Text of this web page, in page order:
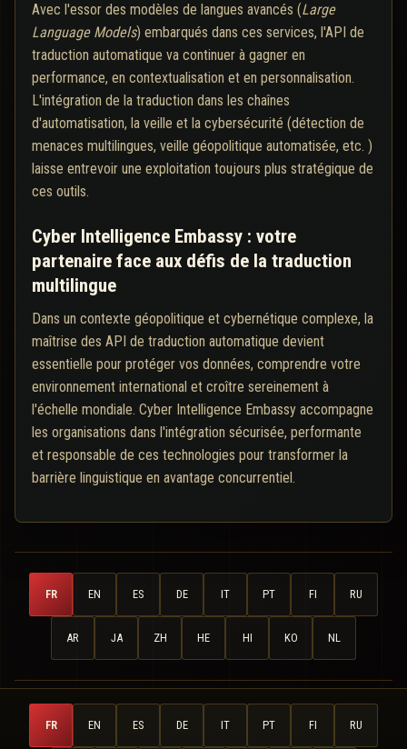
Avec l'essor des modèles de langues avancés (Large
Language Models) embarqués dans ces services, l'API de
traduction automatique va continuer à gagner en
performance, en contextualisation et en personnalisation.
L'intégration de la traduction dans les chaînes
d'automatisation, la veille et la cybersécurité (détection de
menaces multilingues, veille géopolitique automatisée, etc. )
laisse entrevoir une exploitation toujours plus stratégique de
ces outils.
Cyber Intelligence Embassy : votre
partenaire face aux défis de la traduction
multilingue
Dans un contexte géopolitique et cybernétique complexe, la
maîtrise des API de traduction automatique devient
essentielle pour protéger vos données, comprendre votre
environnement international et croître sereinement à
l'échelle mondiale. Cyber Intelligence Embassy accompagne
les organisations dans l'intégration sécurisée, performante
et responsable de ces technologies pour transformer la
barrière linguistique en avantage concurrentiel.
FR EN ES DE IT PT FI RU
AR JA ZH HE HI KO NL
FR EN ES DE IT PT FI RU